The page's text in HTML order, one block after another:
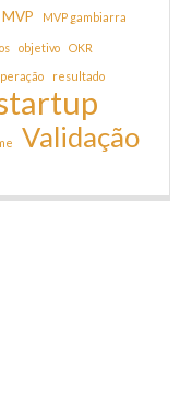
MVP MVP gambiarra
objetivo OKR
resultado
Validação